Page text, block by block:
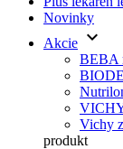
Novinky
Akcie keyboard_arrow_down
BEBA
Vichy
produkt